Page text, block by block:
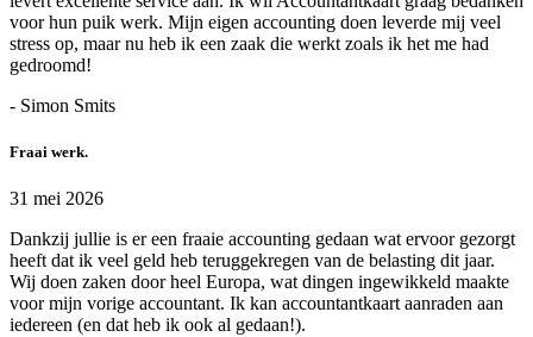
voor hun puik werk. Mijn eigen accounting doen leverde mij veel
stress op, maar nu heb ik een zaak die werkt zoals ik het me had
gedroomd!
- Simon Smits
Fraai werk.
31 mei 2026
Dankzij jullie is er een fraaie accounting gedaan wat ervoor gezorgt
heeft dat ik veel geld heb teruggekregen van de belasting dit jaar.
Wij doen zaken door heel Europa, wat dingen ingewikkeld maakte
voor mijn vorige accountant. Ik kan accountantkaart aanraden aan
iedereen (en dat heb ik ook al gedaan!).